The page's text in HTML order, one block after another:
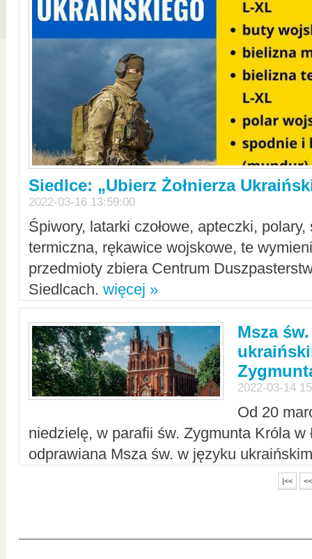
Siedlce: „Ubierz Żołnierza
2022-03-16 13:59:00
Śpiwory, latarki czołowe, apteczki,
termiczna, rękawice wojskowe, te
przedmioty zbiera Centrum
Siedlcach. więcej »
Msza
2022-03-14
Od 20
niedzielę, w parafii św. Zygmunta Króla w
odprawiana Msza św. w języku
|<< <<